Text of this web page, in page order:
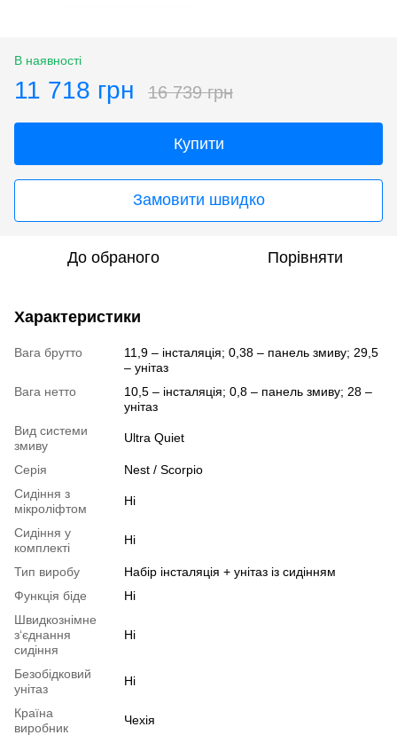
В наявності
11 718 грн 16 739 грн
Купити
Замовити швидко
До обраного Порівняти
Характеристики
Вага брутто
11,9 – інсталяція; 0,38 – панель змиву; 29,5
– унітаз
Вага нетто
10,5 – інсталяція; 0,8 – панель змиву; 28 –
унітаз
Вид системи
змиву
Ultra Quiet
Серія
Nest / Scorpio
Сидіння з
мікроліфтом
Ні
Сидіння у
комплекті
Ні
Тип виробу
Набір інсталяція + унітаз із сидінням
Функція біде
Ні
Швидкознімне
з‘єднання
сидіння
Ні
Безобідковий
унітаз
Ні
Країна
виробник
Чехія